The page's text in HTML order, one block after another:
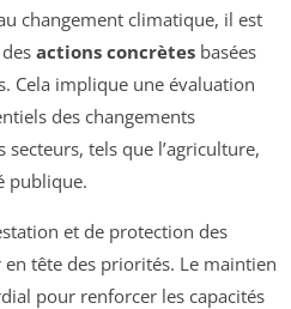
changement climatique, il est
actions concrètes basées
Cela implique une évaluation
des changements
tels que l’agriculture,
publique.
et de protection des
tête des priorités. Le maintien
pour renforcer les capacités